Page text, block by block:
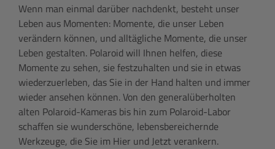
Wenn man einmal darüber nachdenkt, besteht unser
Leben aus Momenten: Momente, die unser Leben
verändern können, und alltägliche Momente, die unser
Leben gestalten. Polaroid will Ihnen helfen, diese
Momente zu sehen, sie festzuhalten und sie in etwas
wiederzuerleben, das Sie in der Hand halten und immer
wieder ansehen können. Von den generalüberholten
alten Polaroid-Kameras bis hin zum Polaroid-Labor
schaffen sie wunderschöne, lebensbereichernde
Werkzeuge, die Sie im Hier und Jetzt verankern.